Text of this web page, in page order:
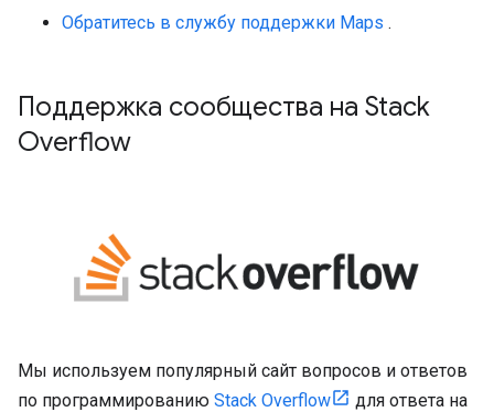
Обратитесь в службу поддержки Maps .
Поддержка сообщества на Stack
Overflow
Мы используем популярный сайт вопросов и ответов
по программированию Stack Overflow
для ответа на